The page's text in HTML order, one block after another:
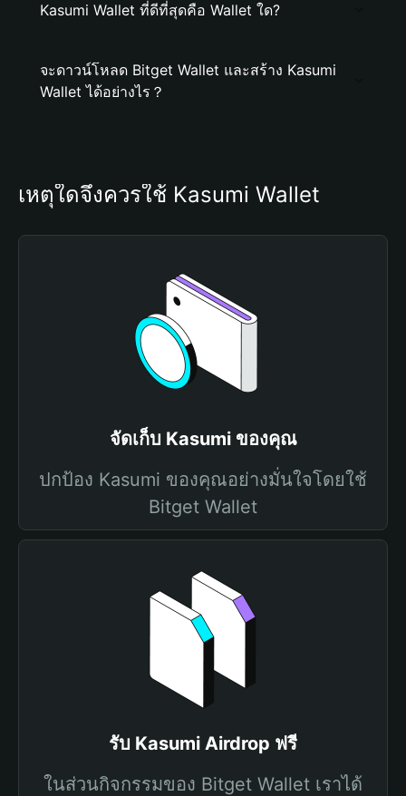
Kasumi Wallet ที่ดีที่สุดคือ Wallet ใด?
จะดาวน์โหลด Bitget Wallet และสร้าง Kasumi
Wallet ได้อย่างไร？
เหตุใดจึงควรใช้ Kasumi Wallet
จัดเก็บ Kasumi ของคุณ
ปกป้อง Kasumi ของคุณอย่างมั่นใจโดยใช้
Bitget Wallet
รับ Kasumi Airdrop ฟรี
ในส่วนกิจกรรมของ Bitget Wallet เราได้